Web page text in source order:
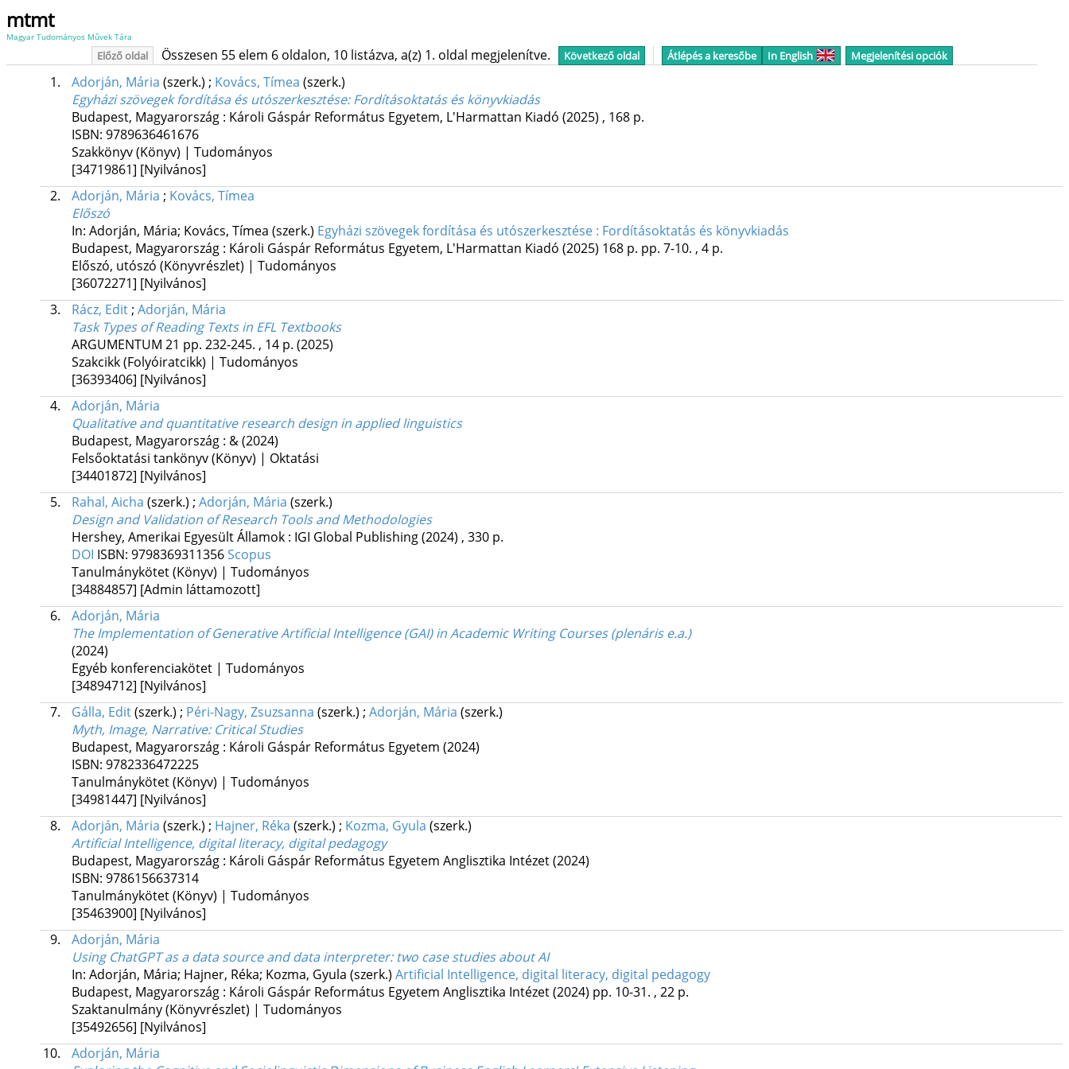
mtmt
Magyar Tudományos Művek Tára
Előző oldal Összesen 55 elem 6 oldalon, 10 listázva, a(z) 1. oldal megjelenítve. Következő oldal Átlépés a keresőbe In English Megjelenítési opciók
1. Adorján, Mária (szerk.) ; Kovács, Tímea (szerk.)
Egyházi szövegek fordítása és utószerkesztése: Fordításoktatás és könyvkiadás
Budapest, Magyarország : Károli Gáspár Református Egyetem, L'Harmattan Kiadó (2025) , 168 p.
ISBN: 9789636461676
Szakkönyv (Könyv) | Tudományos
[34719861] [Nyilvános]
2.
Adorján, Mária ; Kovács, Tímea
Előszó
In: Adorján, Mária; Kovács, Tímea (szerk.) Egyházi szövegek fordítása és utószerkesztése : Fordításoktatás és könyvkiadás
Budapest, Magyarország : Károli Gáspár Református Egyetem, L'Harmattan Kiadó (2025) 168 p. pp. 7-10. , 4 p.
Előszó, utószó (Könyvrészlet) | Tudományos
[36072271] [Nyilvános]
3.
Rácz, Edit; Adorján, Mária
Task Types of Reading Texts in EFL Textbooks
ARGUMENTUM 21 pp. 232-245. , 14 p. (2025)
Szakcikk (Folyóiratcikk) | Tudományos
[36393406] [Nyilvános]
4.
Adorján, Mária
Qualitative and quantitative research design in applied linguistics
Budapest, Magyarország : &(2024)
Felsőoktatási tankönyv (Könyv) | Oktatási
[34401872] [Nyilvános]
5.
Rahal, Aicha (szerk.) ; Adorján, Mária (szerk.)
Design and Validation of Research Tools and Methodologies
Hershey, Amerikai Egyesült Államok : IGI Global Publishing(2024) , 330 p.
DOI ISBN: 9798369311356Scopus
Tanulmánykötet (Könyv) | Tudományos
[34884857] [Admin láttamozott]
6.
Adorján, Mária
The Implementation of Generative Artificial Intelligence (GAI) in Academic Writing Courses (plenáris e.a.)
(2024)
Egyéb konferenciakötet | Tudományos
[34894712] [Nyilvános]
7.
Gálla, Edit(szerk.) ; Péri-Nagy, Zsuzsanna (szerk.) ; Adorján, Mária (szerk.)
Myth, Image, Narrative: Critical Studies
Budapest, Magyarország : Károli Gáspár Református Egyetem (2024)
ISBN: 9782336472225
Tanulmánykötet (Könyv) | Tudományos
[34981447] [Nyilvános]
8.
Adorján, Mária (szerk.) ; Hajner, Réka (szerk.) ; Kozma, Gyula (szerk.)
Artificial Intelligence, digital literacy, digital pedagogy
Budapest, Magyarország : Károli Gáspár Református Egyetem Anglisztika Intézet(2024)
ISBN: 9786156637314
Tanulmánykötet (Könyv) | Tudományos
[35463900] [Nyilvános]
9.
Adorján, Mária
Using ChatGPT as a data source and data interpreter: two case studies about AI
In: Adorján, Mária; Hajner, Réka; Kozma, Gyula (szerk.) Artificial Intelligence, digital literacy, digital pedagogy
Budapest, Magyarország : Károli Gáspár Református Egyetem Anglisztika Intézet(2024) pp. 10-31. , 22 p.
Szaktanulmány (Könyvrészlet) | Tudományos
[35492656] [Nyilvános]
10.
Adorján, Mária